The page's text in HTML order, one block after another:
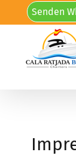
to
Senden